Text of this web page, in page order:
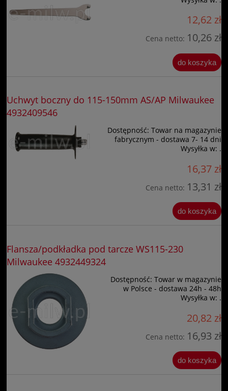
12,62 zł
Cena netto: 10,26 zł
do koszyka
Uchwyt boczny do 115-150mm AS/AP Milwaukee
4932409546
Dostępność: Towar na magazynie
fabrycznym - dostawa 7- 14 dni
Wysyłka w: .
16,37 zł
Cena netto: 13,31 zł
do koszyka
Flansza/podkładka pod tarcze WS115-230
Milwaukee 4932449324
Dostępność: Towar w magazynie
w Polsce - dostawa 24h - 48h
Wysyłka w: .
20,82 zł
Cena netto: 16,93 zł
do koszyka